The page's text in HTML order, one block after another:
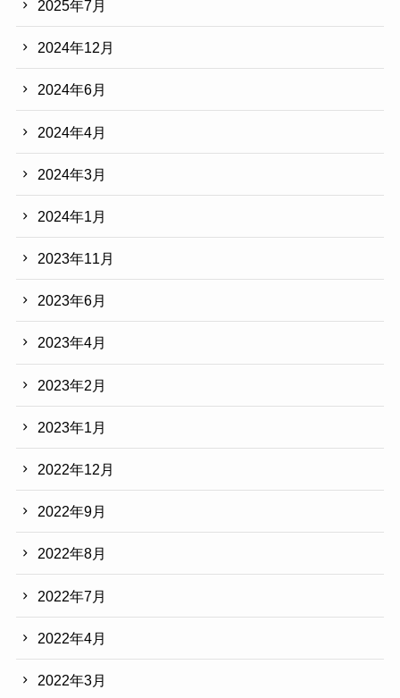
2025年7月
2024年12月
2024年6月
2024年4月
2024年3月
2024年1月
2023年11月
2023年6月
2023年4月
2023年2月
2023年1月
2022年12月
2022年9月
2022年8月
2022年7月
2022年4月
2022年3月